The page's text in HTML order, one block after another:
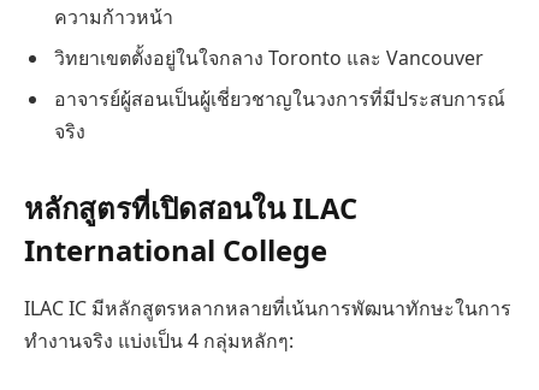
ความก้าวหน้า
วิทยาเขตตั้งอยู่ในใจกลาง Toronto และ Vancouver
อาจารย์ผู้สอนเป็นผู้เชี่ยวชาญในวงการที่มีประสบการณ์
จริง
หลักสูตรที่เปิดสอนใน ILAC
International College
ILAC IC มีหลักสูตรหลากหลายที่เน้นการพัฒนาทักษะในการ
ทำงานจริง แบ่งเป็น 4 กลุ่มหลักๆ: